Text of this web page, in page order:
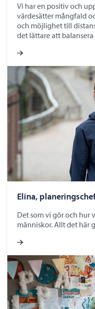
Vi har en positiv och
värdesätter mångfald
och möjlighet till
det lättare att
Elina,
Det som vi gör och hur
människor. Allt det här